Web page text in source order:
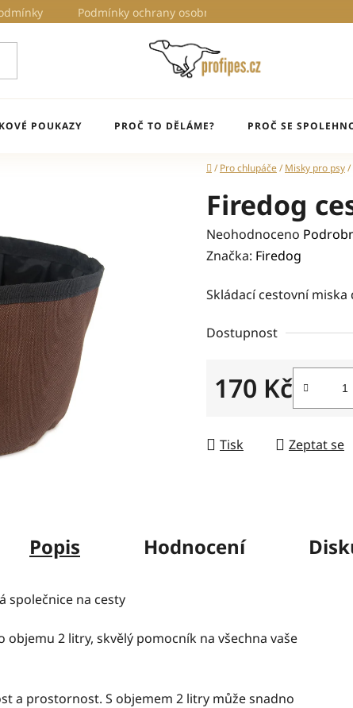
Podmínky ochrany osobních údajů
POUKAZY PROČ TO DĚLÁME? PROČ SE
Domů
/ Pro chlupáče/ Misky pro psy/
Firedog
Průměrné
hodnocení
je
z
hvězdiček.
Neohodnoceno
Značka: Firedog
Skládací cestovní miska
Dostupnost
170 Kč
Tisk Zeptat se
Popis Hodnocení
společnice na cesty
2 litry, skvělý pomocník na všechna vaše
a prostornost. S objemem 2 litry může snadno